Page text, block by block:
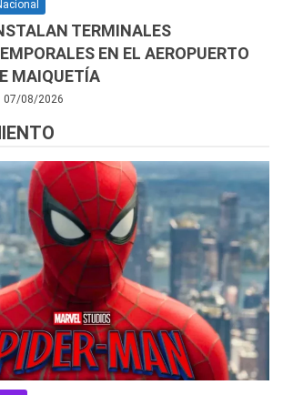
TERMINALES
EN EL AEROPUERTO
MAIQUETÍA
07/08/2026